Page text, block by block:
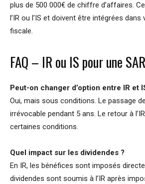
plus de 500 000€ de chiffre d’affaires.
l’IR ou l’IS et doivent être intégrées
fiscale.
FAQ – IR ou IS pour une
Peut-on changer d’option entre IR et
Oui, mais sous conditions. Le passage de
irrévocable pendant 5 ans. Le retour à
certaines conditions.
Quel impact sur les dividendes ?
En IR, les bénéfices sont imposés
dividendes sont soumis à l’IR après